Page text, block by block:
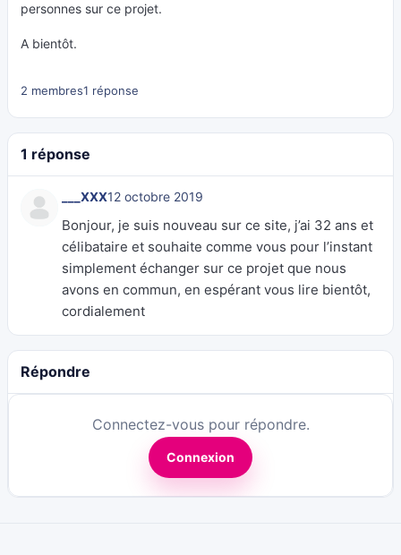
personnes sur ce projet.
A bientôt.
2 membres1 réponse
1 réponse
___XXX12 octobre 2019
Bonjour, je suis nouveau sur ce site, j’ai 32 ans et
célibataire et souhaite comme vous pour l’instant
simplement échanger sur ce projet que nous
avons en commun, en espérant vous lire bientôt,
cordialement
Répondre
Connectez-vous pour répondre.
Connexion